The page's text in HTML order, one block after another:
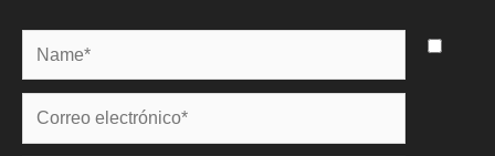
Name*
Correo
electrónico*